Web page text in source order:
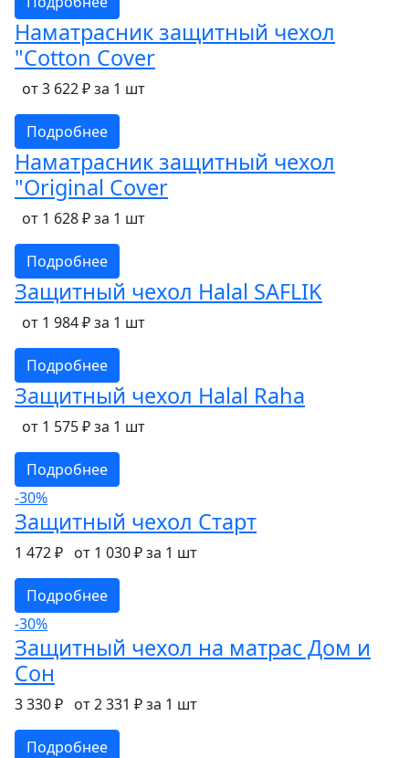
Наматрасник защитный чехол
"Cotton Cover
от 3 622 ₽ за 1 шт
Подробнее
Наматрасник защитный чехол
"Original Cover
от 1 628 ₽ за 1 шт
Подробнее
Защитный чехол Halal SAFLIK
от 1 984 ₽ за 1 шт
Подробнее
Защитный чехол Halal Raha
от 1 575 ₽ за 1 шт
Подробнее
-30%
Защитный чехол Старт
1 472 ₽ от 1 030 ₽ за 1 шт
Подробнее
-30%
Защитный чехол на матрас Дом и
Сон
3 330 ₽ от 2 331 ₽ за 1 шт
Подробнее